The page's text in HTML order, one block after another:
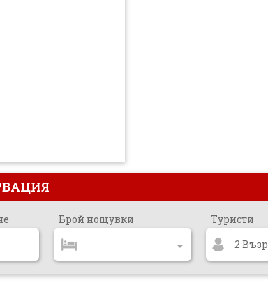
Брой нощувки
Туристи
2